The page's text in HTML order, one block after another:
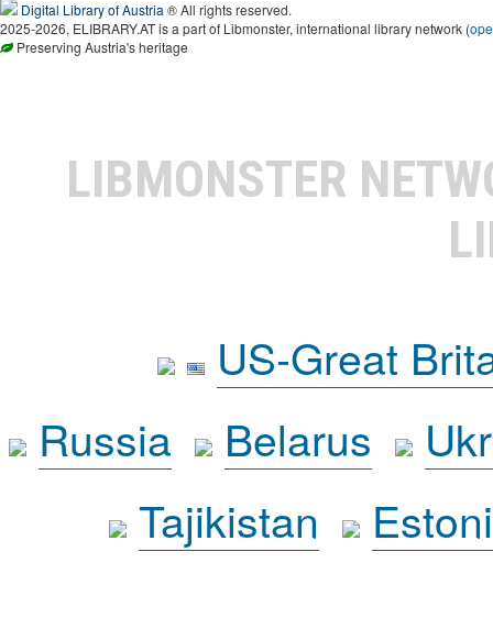
Digital Library of Austria ® All rights reserved.
2025-2026, ELIBRARY.AT is a part of Libmonster, international library network (
Preserving Austria's heritage
LIBMONSTER
US-Great
Russia
Belarus
Tajikistan